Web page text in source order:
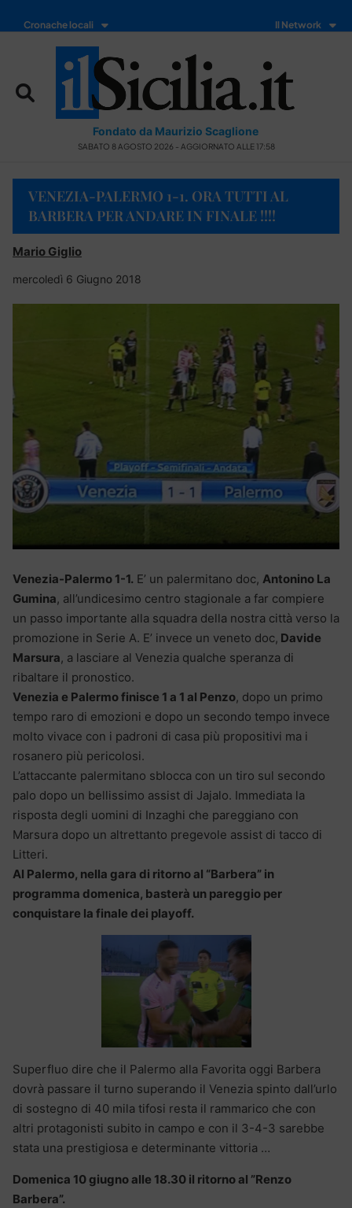
Cronache locali Il Network
Fondato da Maurizio Scaglione
SABATO 8 AGOSTO 2026 - AGGIORNATO ALLE 17:58
VENEZIA-PALERMO 1-1. ORA TUTTI AL
BARBERA PER ANDARE IN FINALE !!!!
Mario Giglio
mercoledì 6 Giugno 2018
Venezia-Palermo 1-1. E’ un palermitano doc, Antonino La
Gumina, all’undicesimo centro stagionale a far compiere
un passo importante alla squadra della nostra città verso la
promozione in Serie A. E’ invece un veneto doc, Davide
Marsura, a lasciare al Venezia qualche speranza di
ribaltare il pronostico.
Venezia e Palermo finisce 1 a 1 al Penzo, dopo un primo
tempo raro di emozioni e dopo un secondo tempo invece
molto vivace con i padroni di casa più propositivi ma i
rosanero più pericolosi.
L’attaccante palermitano sblocca con un tiro sul secondo
palo dopo un bellissimo assist di Jajalo. Immediata la
risposta degli uomini di Inzaghi che pareggiano con
Marsura dopo un altrettanto pregevole assist di tacco di
Litteri.
Al Palermo, nella gara di ritorno al “Barbera” in
programma domenica, basterà un pareggio per
conquistare la finale dei playoff.
Superfluo dire che il Palermo alla Favorita oggi Barbera
dovrà passare il turno superando il Venezia spinto dall’urlo
di sostegno di 40 mila tifosi resta il rammarico che con
altri protagonisti subito in campo e con il 3-4-3 sarebbe
stata una prestigiosa e determinante vittoria …
Domenica 10 giugno alle 18.30 il ritorno al ”Renzo
Barbera”.